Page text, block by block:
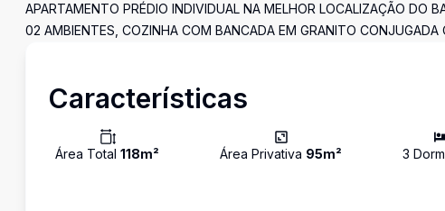
APARTAMENTO PRÉDIO INDIVIDUAL NA MELHOR LOCALIZAÇÃO DO
02 AMBIENTES, COZINHA COM BANCADA EM GRANITO CONJUGADA
Características
Área Total 118m² Área Privativa 95m² 3